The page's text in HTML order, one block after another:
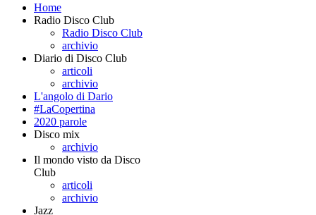
Home
Radio Disco Club
Radio Disco Club
archivio
Diario di Disco Club
articoli
archivio
L'angolo di Dario
#LaCopertina
2020 parole
Disco mix
archivio
Il mondo visto da Disco
Club
articoli
archivio
Jazz